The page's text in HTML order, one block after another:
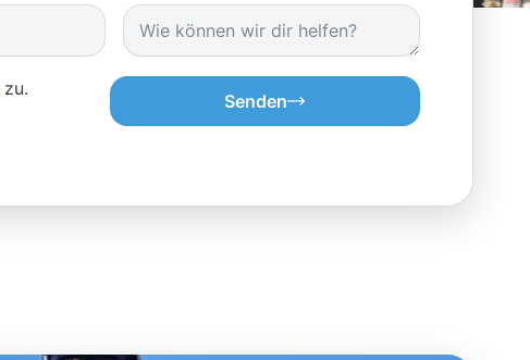
zu.
Senden